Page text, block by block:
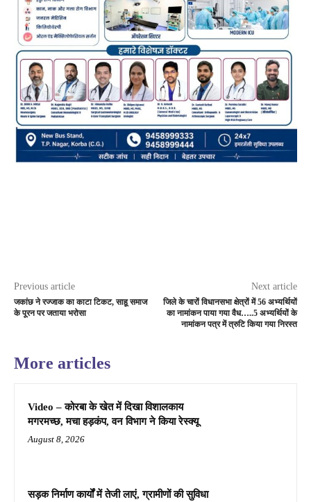
Previous article
जकांछ ने रज्जाक का काटा टिकट, साहू समाज
के पूरन पर जताया भरोसा
Next article
जिले के चारों विधानसभा क्षेत्रों में 56 अभ्यर्थियों
का नामांकन पाया गया वैध…..5 अभ्यर्थियों के
नामांकन पत्र में त्रुटि किया गया निरस्त
More articles
Video – कोरबा के खेत में दिखा विशालकाय
मगरमच्छ, मचा हड़कंप, वन विभाग ने किया रेस्क्यू
August 8, 2026
सड़क निर्माण कार्यों में तेजी लाएं, ग्रामीणों की सुविधा